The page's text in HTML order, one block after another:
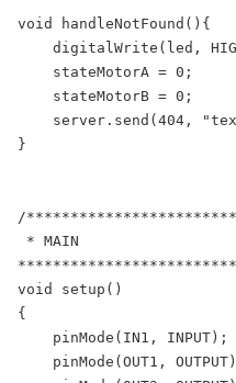
void handleNotFound(){
digitalWrite(led,
stateMotorA = 0;
stateMotorB = 0;
server.send(404,
}
/
* MAIN
void setup()
{
pinMode(IN1, INPUT);
pinMode(OUT1,